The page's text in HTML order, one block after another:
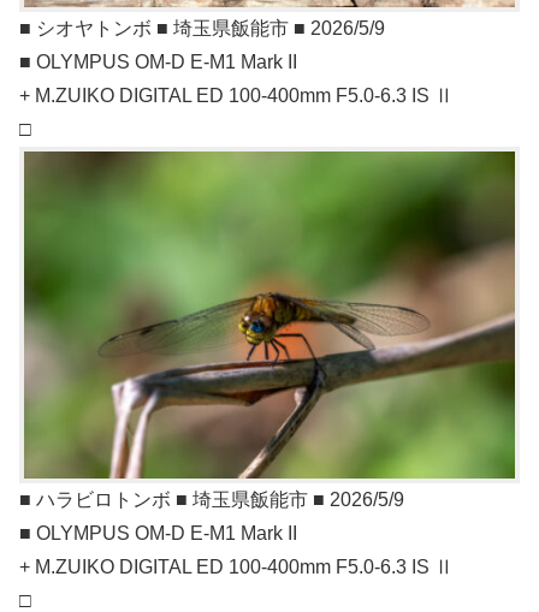
■ シオヤトンボ ■ 埼玉県飯能市 ■ 2026/5/9
■ OLYMPUS OM-D E-M1 Mark II
+ M.ZUIKO DIGITAL ED 100-400mm F5.0-6.3 IS Ⅱ
□
■ ハラビロトンボ ■ 埼玉県飯能市 ■ 2026/5/9
■ OLYMPUS OM-D E-M1 Mark II
+ M.ZUIKO DIGITAL ED 100-400mm F5.0-6.3 IS Ⅱ
□